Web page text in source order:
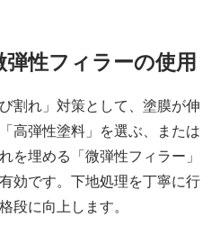
弾性フィラーの使用
割れ」対策として、塗膜が伸
高弾性塗料」を選ぶ、または
を埋める「微弾性フィラー」
効です。下地処理を丁寧に行
段に向上します。